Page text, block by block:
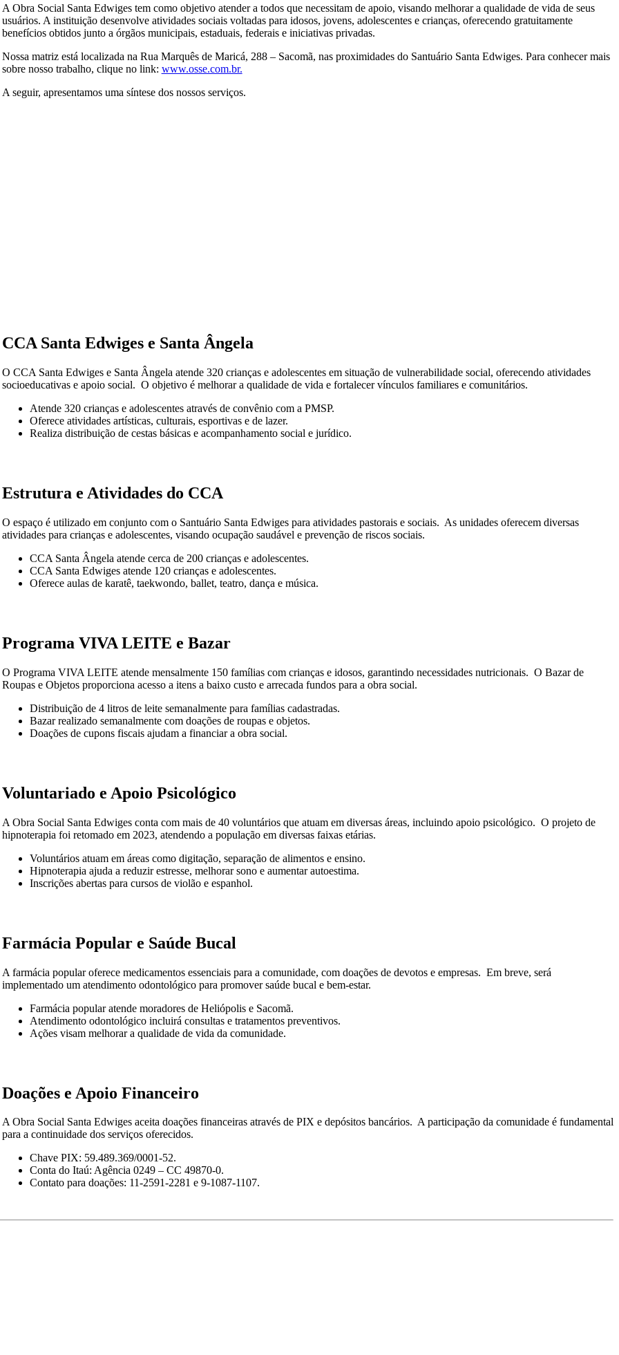
A Obra Social Santa Edwiges tem como objetivo atender a todos que necessitam de apoio, visando melhorar a qualidade de vida de seus
usuários. A instituição desenvolve atividades sociais voltadas para idosos, jovens, adolescentes e crianças, oferecendo gratuitamente
benefícios obtidos junto a órgãos municipais, estaduais, federais e iniciativas privadas.
Nossa matriz está localizada na Rua Marquês de Maricá, 288 – Sacomã, nas proximidades do Santuário Santa Edwiges. Para conhecer mais
sobre nosso trabalho, clique no link: www.osse.com.br.
A seguir, apresentamos uma síntese dos nossos serviços.
CCA Santa Edwiges e Santa Ângela
O CCA Santa Edwiges e Santa Ângela atende 320 crianças e adolescentes em situação de vulnerabilidade social, oferecendo atividades
socioeducativas e apoio social. ​ O objetivo é melhorar a qualidade de vida e fortalecer vínculos familiares e comunitários. ​
Atende 320 crianças e adolescentes através de convênio com a PMSP. ​
Oferece atividades artísticas, culturais, esportivas e de lazer. ​
Realiza distribuição de cestas básicas e acompanhamento social e jurídico.
Estrutura e Atividades do CCA
O espaço é utilizado em conjunto com o Santuário Santa Edwiges para atividades pastorais e sociais. ​ As unidades oferecem diversas
atividades para crianças e adolescentes, visando ocupação saudável e prevenção de riscos sociais. ​
CCA Santa Ângela atende cerca de 200 crianças e adolescentes. ​
CCA Santa Edwiges atende 120 crianças e adolescentes. ​
Oferece aulas de karatê, taekwondo, ballet, teatro, dança e música. ​
Programa VIVA LEITE e Bazar
O Programa VIVA LEITE atende mensalmente 150 famílias com crianças e idosos, garantindo necessidades nutricionais. ​ O Bazar de
Roupas e Objetos proporciona acesso a itens a baixo custo e arrecada fundos para a obra social. ​
Distribuição de 4 litros de leite semanalmente para famílias cadastradas. ​
Bazar realizado semanalmente com doações de roupas e objetos. ​
Doações de cupons fiscais ajudam a financiar a obra social. ​
Voluntariado e Apoio Psicológico
A Obra Social Santa Edwiges conta com mais de 40 voluntários que atuam em diversas áreas, incluindo apoio psicológico. ​ O projeto de
hipnoterapia foi retomado em 2023, atendendo a população em diversas faixas etárias. ​
Voluntários atuam em áreas como digitação, separação de alimentos e ensino. ​
Hipnoterapia ajuda a reduzir estresse, melhorar sono e aumentar autoestima. ​
Inscrições abertas para cursos de violão e espanhol. ​
Farmácia Popular e Saúde Bucal
A farmácia popular oferece medicamentos essenciais para a comunidade, com doações de devotos e empresas. ​ Em breve, será
implementado um atendimento odontológico para promover saúde bucal e bem-estar. ​
Farmácia popular atende moradores de Heliópolis e Sacomã. ​
Atendimento odontológico incluirá consultas e tratamentos preventivos. ​
Ações visam melhorar a qualidade de vida da comunidade. ​
Doações e Apoio Financeiro
A Obra Social Santa Edwiges aceita doações financeiras através de PIX e depósitos bancários. ​ A participação da comunidade é fundamental
para a continuidade dos serviços oferecidos. ​
Chave PIX: 59.489.369/0001-52.
Conta do Itaú: Agência 0249 – CC 49870-0.
Contato para doações: 11-2591-2281 e 9-1087-1107. ​